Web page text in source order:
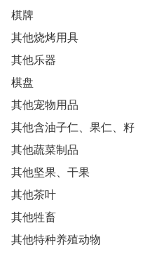
棋牌
其他烧烤用具
其他乐器
棋盘
其他宠物用品
其他含油子仁、果仁、籽
其他蔬菜制品
其他坚果、干果
其他茶叶
其他牲畜
其他特种养殖动物